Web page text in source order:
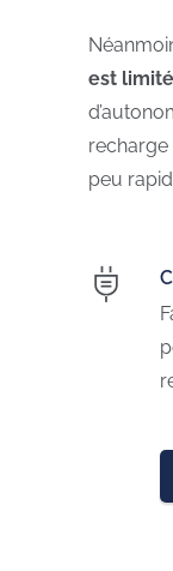
est
recharge
peu